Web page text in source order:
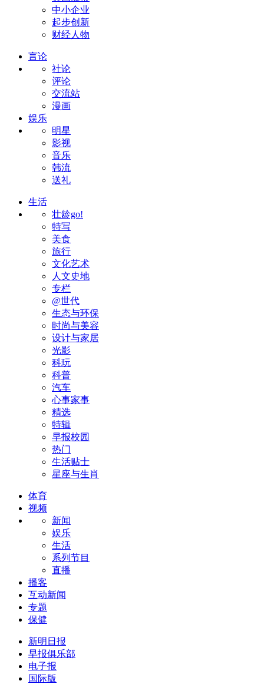
中小企业
起步创新
财经人物
言论
社论
评论
交流站
漫画
娱乐
明星
影视
音乐
韩流
送礼
生活
壮龄go!
特写
美食
旅行
文化艺术
人文史地
专栏
@世代
生态与环保
时尚与美容
设计与家居
光影
科玩
科普
汽车
心事家事
精选
特辑
早报校园
热门
生活贴士
星座与生肖
体育
视频
新闻
娱乐
生活
系列节目
直播
播客
互动新闻
专题
保健
新明日报
早报俱乐部
电子报
国际版